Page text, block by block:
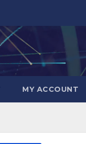
MY ACCOUNT